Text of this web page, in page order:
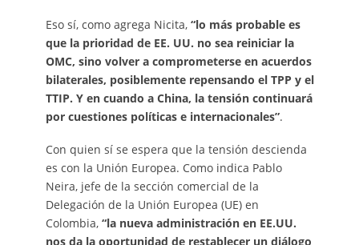
Eso sí, como agrega Nicita,“lo más probable es
que la prioridad de EE. UU. no sea reiniciar la
OMC, sino volver a comprometerse en acuerdos
bilaterales, posiblemente repensando el TPP y el
TTIP. Y en cuando a China, la tensión continuará
por cuestiones políticas e internacionales”.
Con quien sí se espera que la tensión descienda
es con la Unión Europea. Como indica Pablo
Neira, jefe de la sección comercial de la
Delegación de la Unión Europea (UE) en
Colombia, “la nueva administración en EE.UU.
nos da la oportunidad de restablecer un diálogo